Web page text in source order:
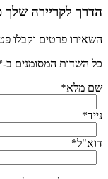
הדרך לקריירה
השאירו פרטים וקבלו פטור
כל השדות המסומנים
שם מלא*
נייד*
דוא"ל*